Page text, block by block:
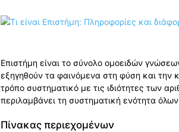
Επιστήμη είναι το σύνολο ομοειδών
εξηγηθούν τα φαινόμενα στη φύση και την
τρόπο συστηματικό με τις ιδιότητες των
περιλαμβάνει τη συστηματική ενότητα
Πίνακας περιεχομένων